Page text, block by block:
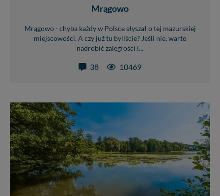
Mrągowo
Mrągowo - chyba każdy w Polsce słyszał o tej mazurskiej
miejscowości. A czy już tu byliście? Jeśli nie, warto
nadrobić zaległości i...
38 10469